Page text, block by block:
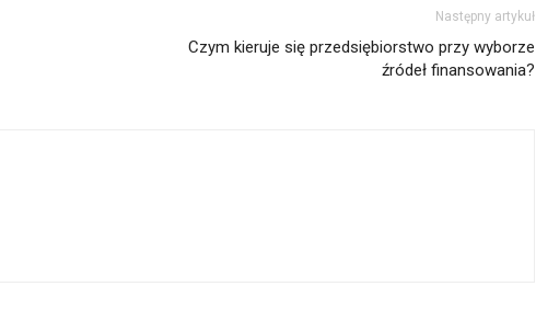
Następny artykuł
Czym kieruje się przedsiębiorstwo przy wyborze
źródeł finansowania?